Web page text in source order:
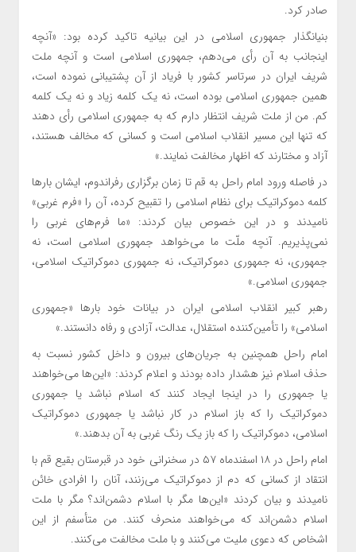
صادر کرد.
بنیانگذار جمهوری اسلامی در این بیانیه تاکید کرده بود: «آنچه
اینجانب به آن رأی می‌دهم، جمهوری اسلامی است و آنچه ملت
شریف ایران در سرتاسر کشور با فریاد از آن پشتیبانی نموده است،
همین جمهوری اسلامی بوده است، نه یک کلمه زیاد و نه یک کلمه
کم. من از ملت شریف انتظار دارم که به جمهوری اسلامی رأی دهند
که تنها این مسیر انقلاب اسلامی است و کسانی که مخالف هستند،
آزاد و مختارند که اظهار مخالفت نمایند.»
در فاصله ورود امام راحل به قم تا زمان برگزاری رفراندوم، ایشان بارها
کلمه دموکراتیک برای نظام اسلامی را تقبیح کرده، آن را «فرم غربی»
نامیدند و در این خصوص بیان کردند: «ما فرم‌های غربی را
نمی‌پذیریم. آنچه ملّت ما می‌خواهد جمهوری اسلامی است، نه
جمهوری، نه جمهوری دموکراتیک، نه جمهوری دموکراتیک اسلامی،
جمهوری اسلامی.»
رهبر کبیر انقلاب اسلامی ایران در بیانات خود بارها «جمهوری
اسلامی» را تأمین‌کننده استقلال، عدالت، آزادی و رفاه دانستند.»
امام راحل همچنین به جریان‌های بیرون و داخل کشور نسبت به
حذف اسلام نیز هشدار داده بودند و اعلام کردند: «این‌ها می‌خواهند
یا جمهوری را در اینجا ایجاد کنند که اسلام نباشد یا جمهوری
دموکراتیک را که باز اسلام در کار نباشد یا جمهوری دموکراتیک
اسلامی، دموکراتیک را که باز یک رنگ غربی به آن بدهند.»
امام راحل در ۱۸ اسفندماه ۵۷ در سخنرانی خود در قبرستان بقیع قم با
انتقاد از کسانی که دم از دموکراتیک می‌زنند، آنان را افرادی خائن
نامیدند و بیان کردند «این‌ها مگر با اسلام دشمن‌اند؟ مگر با ملت
اسلام دشمن‌اند که می‌خواهند منحرف کنند. من متأسفم از این
اشخاص که دعوی ملیت می‌کنند و با ملت مخالفت می‌کنند.